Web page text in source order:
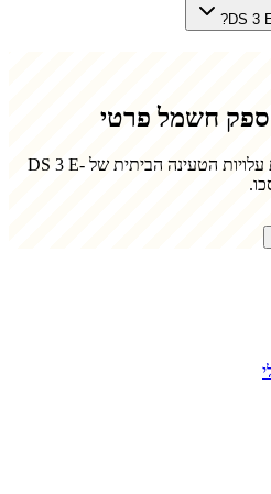
חשמל פרטי
הטעינה הביתית של DS 3 E-